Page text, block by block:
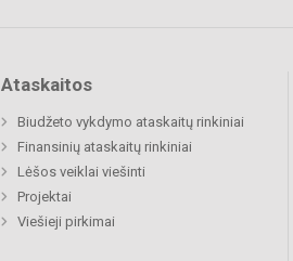
Ataskaitos
Biudžeto vykdymo ataskaitų rinkiniai
Finansinių ataskaitų rinkiniai
Lėšos veiklai viešinti
Projektai
Viešieji pirkimai